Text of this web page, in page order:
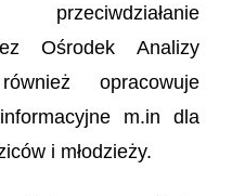
Ośrodek Analizy
opracowuje
m.in dla
i młodzieży.